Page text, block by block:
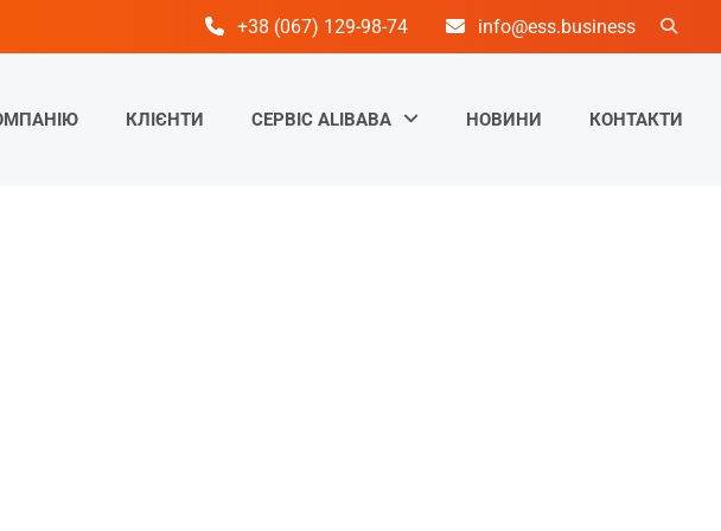
+38 (067) 129-98-74 info@ess.business
КЛІЄНТИ СЕРВІС ALIBABA НОВИНИ КОНТАКТИ